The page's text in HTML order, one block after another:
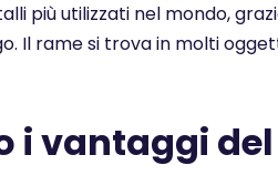
più utilizzati nel mondo,
Il rame si trova in molti
i vantaggi